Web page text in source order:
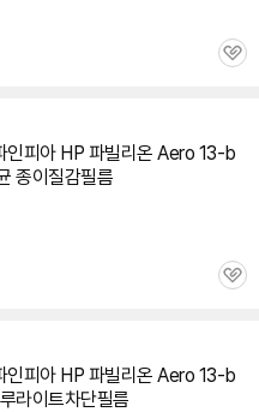
관
인피아 HP 파빌리온 Aero 13-b
종이질감필름
관
인피아 HP 파빌리온 Aero 13-b
라이트차단필름